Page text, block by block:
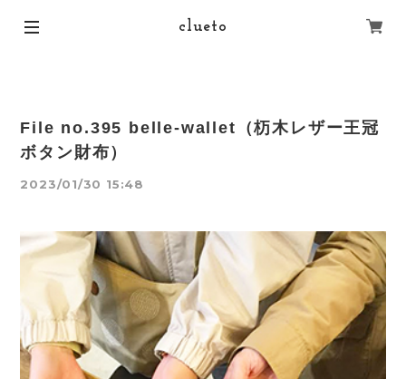
clueto
File no.395 belle-wallet（杤木レザー王冠
ボタン財布）
2023/01/30 15:48